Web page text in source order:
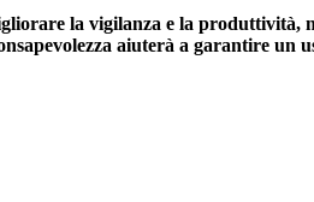
la vigilanza e la produttività,
aiuterà a garantire un